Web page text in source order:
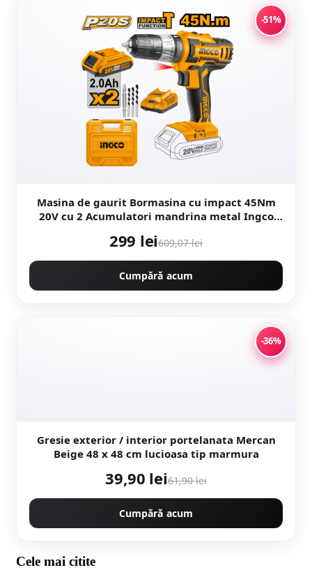
-51%
Masina de gaurit Bormasina cu impact 45Nm
20V cu 2 Acumulatori mandrina metal Ingco
299 lei609,07 lei
Cumpără acum
-36%
Gresie exterior / interior portelanata Mercan
Beige 48 x 48 cm lucioasa tip marmura
39,90 lei61,90 lei
Cumpără acum
Cele mai citite